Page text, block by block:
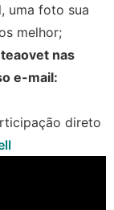
uma foto sua
melhor;
nas
e-mail:
direto